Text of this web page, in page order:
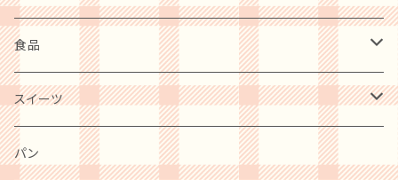
食品
肉・肉加工品
惣菜・レトルト・冷凍
麺類
スイーツ
洋菓子
パン